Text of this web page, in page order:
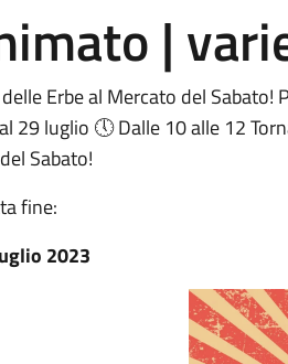
|
Erbe al Mercato del Sabato!
29 luglio 🕔 Dalle 10 alle 12
Sabato!
fine:
2023